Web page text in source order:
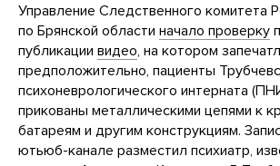
Управление Следственного комитета
по Брянской области начало проверку
публикации видео, на котором
предположительно, пациенты
психоневрологического интерната
прикованы металлическими цепями к
батареям и другим конструкциям.
ютьюб-канале разместил психиатр,